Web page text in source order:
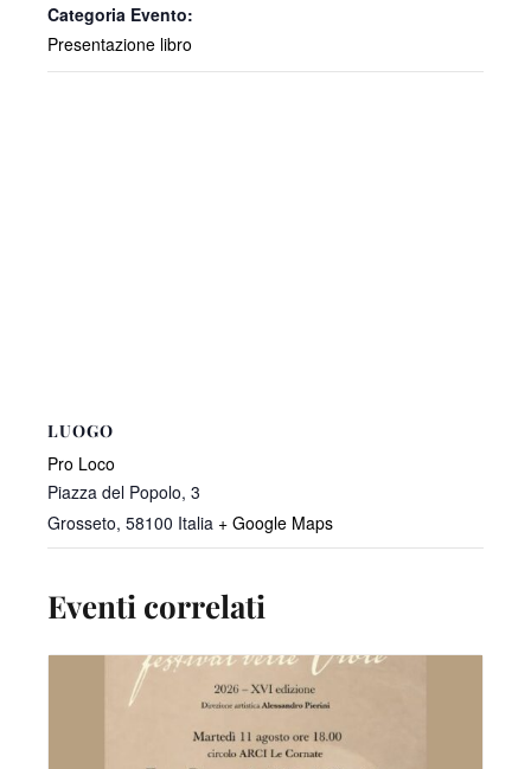
Categoria Evento:
Presentazione libro
LUOGO
Pro Loco
Piazza del Popolo, 3
Grosseto, 58100 Italia + Google Maps
Eventi correlati